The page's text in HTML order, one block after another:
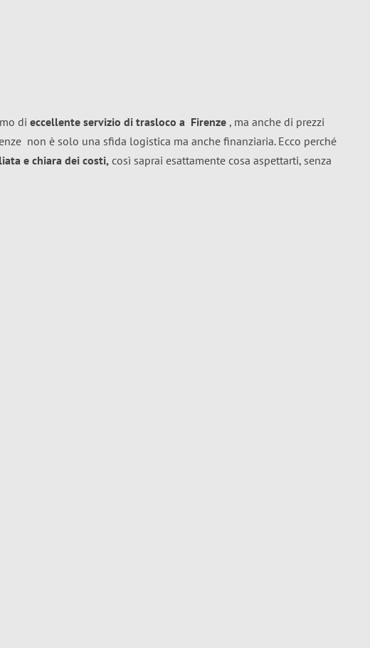
di eccellente servizio di trasloco a Firenze , ma anche di prezzi
non è solo una sfida logistica ma anche finanziaria. Ecco perché
e chiara dei costi, così saprai esattamente cosa aspettarti, senza